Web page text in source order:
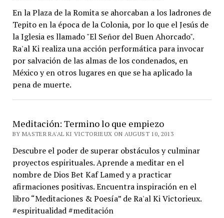
En la Plaza de la Romita se ahorcaban a los ladrones de
Tepito en la época de la Colonia, por lo que el Jesús de
la Iglesia es llamado "El Señor del Buen Ahorcado".
Ra'al Ki realiza una acción performática para invocar
por salvación de las almas de los condenados, en
México y en otros lugares en que se ha aplicado la
pena de muerte.
Meditación: Termino lo que empiezo
BY MASTER RA'AL KI VICTORIEUX ON AUGUST 10, 2013
Descubre el poder de superar obstáculos y culminar
proyectos espirituales. Aprende a meditar en el
nombre de Dios Bet Kaf Lamed y a practicar
afirmaciones positivas. Encuentra inspiración en el
libro “Meditaciones & Poesía” de Ra'al Ki Victorieux.
#espiritualidad #meditación